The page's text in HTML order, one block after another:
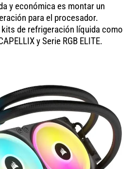
y económica es montar un
para el procesador.
de refrigeración líquida como
y Serie RGB ELITE.